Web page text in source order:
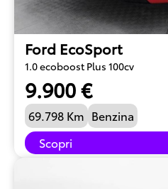
Ford EcoSport
1.0 ecoboost Plus 100cv
9.900 €
69.798 Km Benzina
Scopri